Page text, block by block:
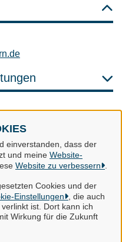
einverstanden, dass der
und meine Website-
Website zu verbessern
Cookies und der
Einstellungen
, die auch
ist. Dort kann ich
Wirkung für die Zukunft